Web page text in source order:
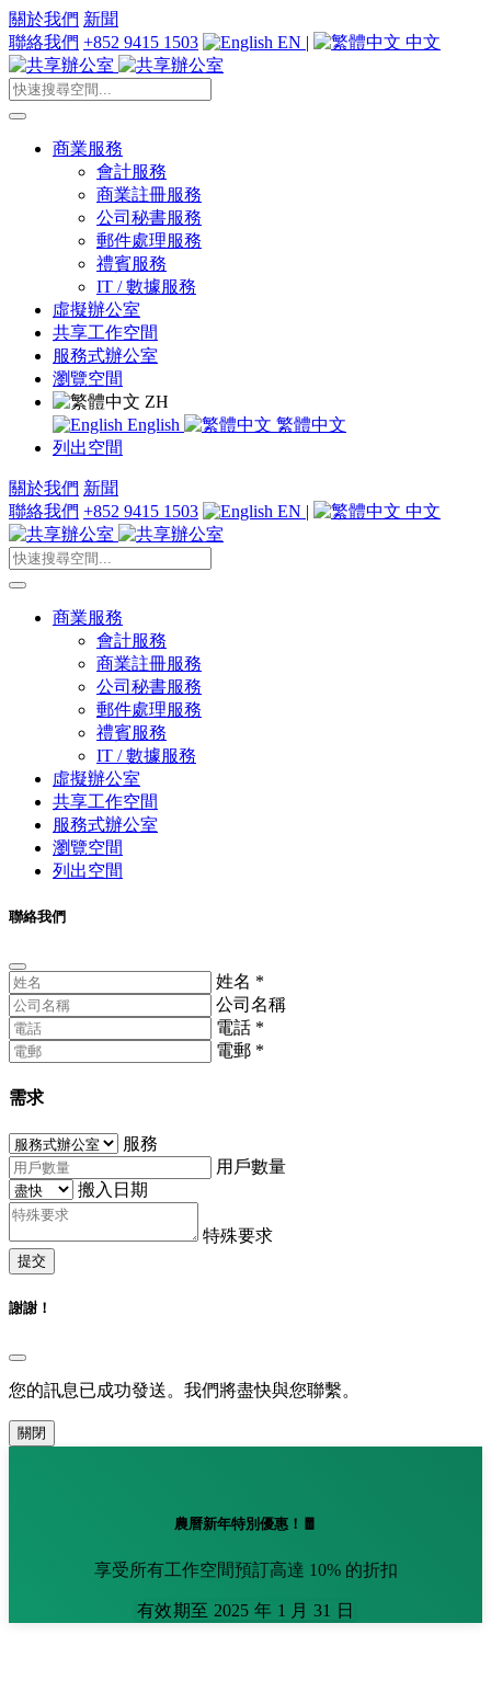
關於我們 新聞
聯絡我們 +852 9415 1503 EN | 中文
商業服務
會計服務
商業註冊服務
公司秘書服務
郵件處理服務
禮賓服務
IT / 數據服務
虛擬辦公室
共享工作空間
服務式辦公室
瀏覽空間
ZH
English
繁體中文
列出空間
關於我們 新聞
聯絡我們 +852 9415 1503 EN | 中文
商業服務
會計服務
商業註冊服務
公司秘書服務
郵件處理服務
禮賓服務
IT / 數據服務
虛擬辦公室
共享工作空間
服務式辦公室
瀏覽空間
列出空間
聯絡我們
姓名 *
公司名稱
電話 *
電郵 *
需求
服務
用戶數量
搬入日期
特殊要求
提交
謝謝！
您的訊息已成功發送。我們將盡快與您聯繫。
關閉
農曆新年特別優惠！🧧
享受所有工作空間預訂高達 10% 的折扣
有效期至 2025 年 1 月 31 日